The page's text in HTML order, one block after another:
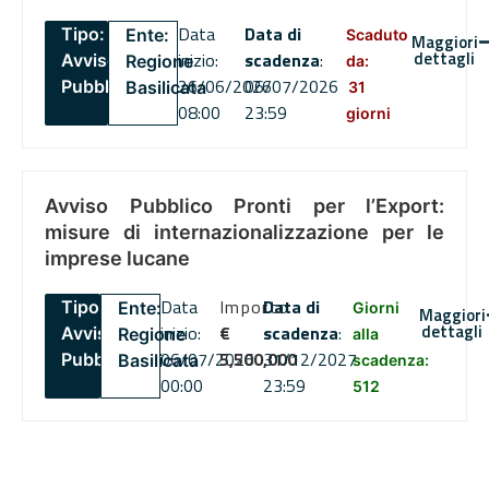
Tipo:
Avviso
Pubblico
Ente:
Regione
Basilicata
Data
inizio:
26/06/2026
08:00
Data di
scadenza:
06/07/2026
23:59
Scaduto
da:
31
giorni
Maggiori
dettagli
Avviso Pubblico Pronti per l’Export:
misure di internazionalizzazione per le
imprese lucane
Tipo:
Avviso
Pubblico
Ente:
Regione
Basilicata
Data
inizio:
06/07/2026
00:00
Importo
€
5,500,000
Data di
scadenza:
31/12/2027
23:59
Giorni
alla
scadenza:
512
Maggiori
dettagli